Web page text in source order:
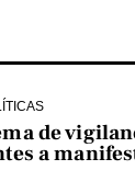
de
a